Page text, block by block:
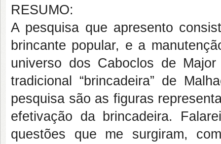
RESUMO:
A pesquisa que apresento
brincante popular, e a
universo dos Caboclos de
tradicional “brincadeira” de
pesquisa são as figuras
efetivação da brincadeira.
questões que me surgiram,